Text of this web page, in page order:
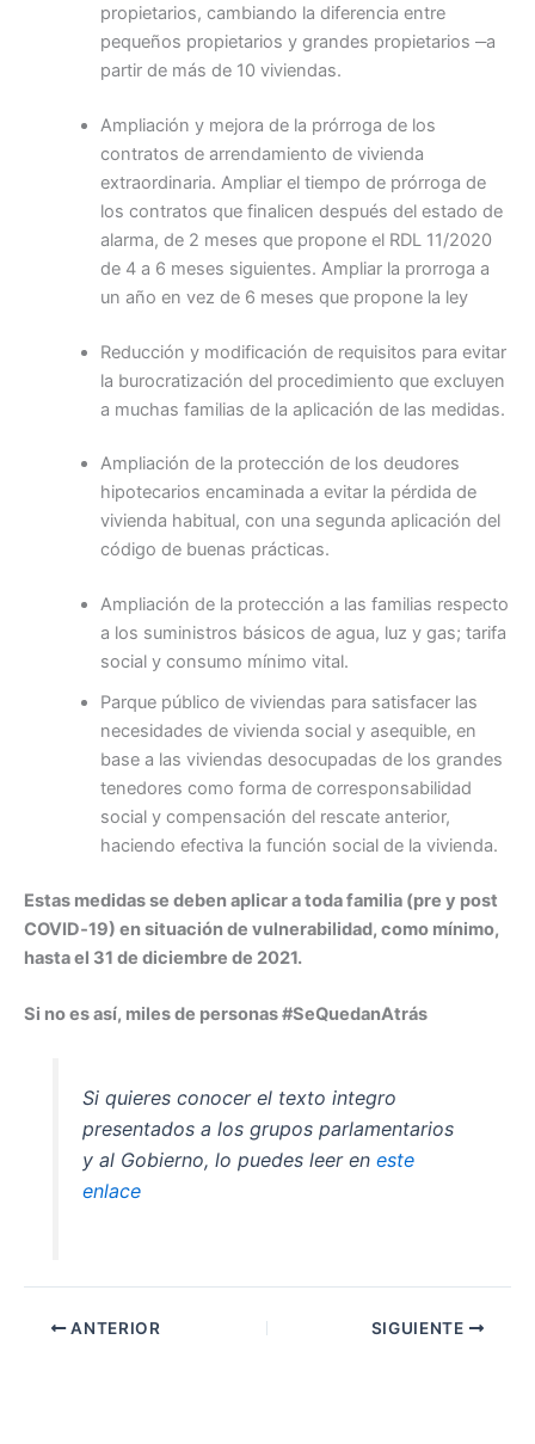
propietarios, cambiando la diferencia entre
pequeños propietarios y grandes propietarios ‒a
partir de más de 10 viviendas.
Ampliación y mejora de la prórroga de los
contratos de arrendamiento de vivienda
extraordinaria. Ampliar el tiempo de prórroga de
los contratos que finalicen después del estado de
alarma, de 2 meses que propone el RDL 11/2020
de 4 a 6 meses siguientes. Ampliar la prorroga a
un año en vez de 6 meses que propone la ley
Reducción y modificación de requisitos para evitar
la burocratización del procedimiento que excluyen
a muchas familias de la aplicación de las medidas.
Ampliación de la protección de los deudores
hipotecarios encaminada a evitar la pérdida de
vivienda habitual, con una segunda aplicación del
código de buenas prácticas.
Ampliación de la protección a las familias respecto
a los suministros básicos de agua, luz y gas; tarifa
social y consumo mínimo vital.
Parque público de viviendas para satisfacer las
necesidades de vivienda social y asequible, en
base a las viviendas desocupadas de los grandes
tenedores como forma de corresponsabilidad
social y compensación del rescate anterior,
haciendo efectiva la función social de la vivienda.
Estas medidas se deben aplicar a toda familia (pre y post
COVID‐19) en situación de vulnerabilidad, como mínimo,
hasta el 31 de diciembre de 2021.
Si no es así, miles de personas #SeQuedanAtrás
Si quieres conocer el texto integro
presentados a los grupos parlamentarios
y al Gobierno, lo puedes leer eneste
enlace
ANTERIOR SIGUIENTE